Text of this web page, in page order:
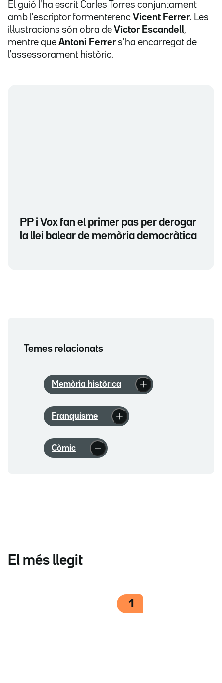
El guió l'ha escrit Carles Torres conjuntament
amb l'escriptor formenterenc Vicent Ferrer. Les
il·lustracions són obra de Víctor Escandell,
mentre que Antoni Ferrer s'ha encarregat de
l'assessorament històric.
PP i Vox fan el primer pas per derogar
la llei balear de memòria democràtica
Temes relacionats
Memòria històrica
Franquisme
Còmic
El més llegit
1